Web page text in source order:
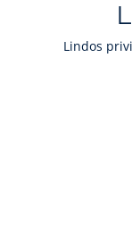
Lindos